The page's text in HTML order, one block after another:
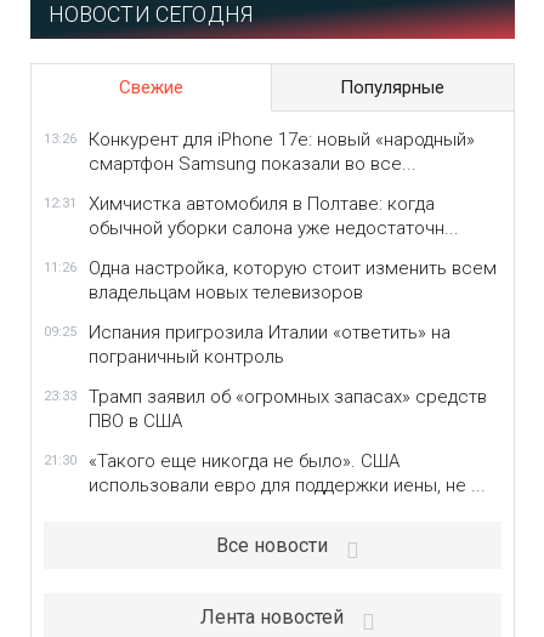
НОВОСТИ СЕГОДНЯ
Свежие Популярные
13:26
Конкурент для iPhone 17e: новый «народный»
смартфон Samsung показали во все...
12:31
Химчистка автомобиля в Полтаве: когда
обычной уборки салона уже недостаточн...
11:26
Одна настройка, которую стоит изменить всем
владельцам новых телевизоров
09:25
Испания пригрозила Италии «ответить» на
пограничный контроль
23:33
Трамп заявил об «огромных запасах» средств
ПВО в США
21:30
«Такого еще никогда не было». США
использовали евро для поддержки иены, не ...
Все новости
Лента новостей